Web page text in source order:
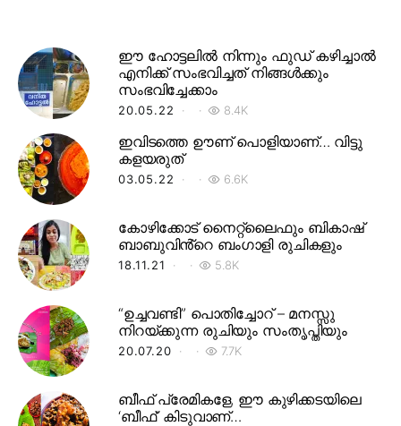
ഈ ഹോട്ടലിൽ നിന്നും ഫുഡ് കഴിച്ചാൽ
എനിക്ക് സംഭവിച്ചത് നിങ്ങൾക്കും
സംഭവിച്ചേക്കാം
20.05.22 8.4K
ഇവിടത്തെ ഊണ് പൊളിയാണ്… വിട്ടു
കളയരുത്
03.05.22 6.6K
കോഴിക്കോട് നൈറ്റ്‌ലൈഫും ബികാഷ്
ബാബുവിൻ്റെ ബംഗാളി രുചികളും
18.11.21 5.8K
“ഉച്ചവണ്ടി” പൊതിച്ചോറ് – മനസ്സു
നിറയ്ക്കുന്ന രുചിയും സംതൃപ്തിയും
20.07.20 7.7K
ബീഫ് പ്രേമികളേ, ഈ കുഴിക്കടയിലെ
‘ബീഫ്’ കിടുവാണ്…